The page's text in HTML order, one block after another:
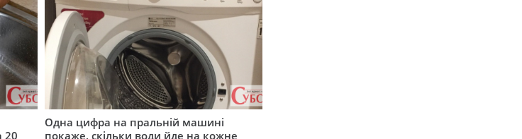
20
Одна цифра на пральній машині
покаже, скільки води йде на кожне